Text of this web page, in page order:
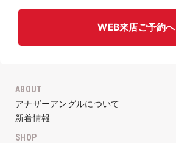
WEB来店ご予約へ
ABOUT
アナザーアングルについて
新着情報
SHOP